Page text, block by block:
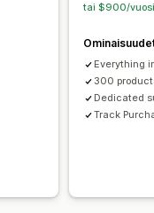
tai $900/
Everything
300
Dedicated
Track